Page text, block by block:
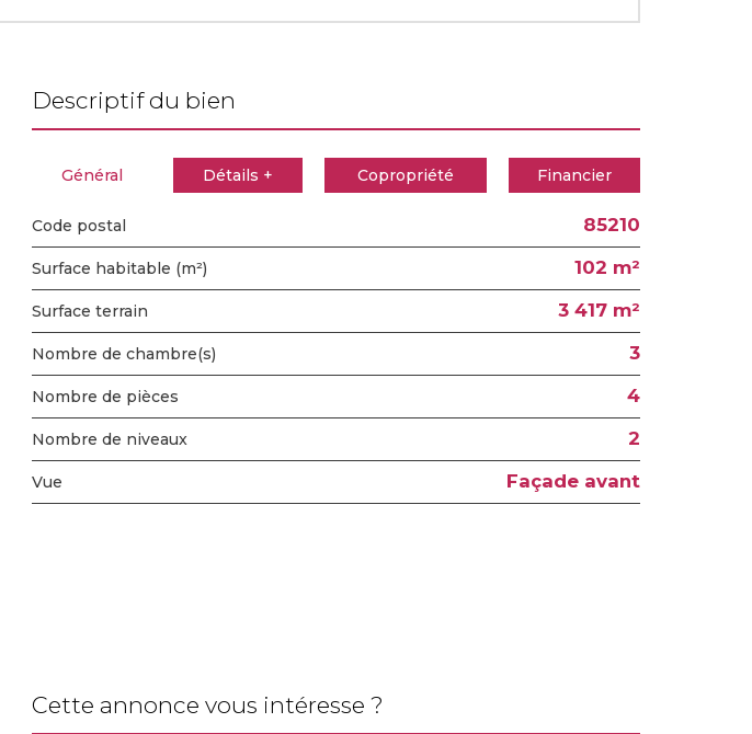
descriptif du bien
Général Détails + Copropriété Financier
Code postal 85210
Surface habitable (m²) 102 m²
surface terrain 3 417 m²
Nombre de chambre(s) 3
Nombre de pièces 4
Nombre de niveaux 2
Vue Façade avant
cette annonce vous intéresse ?